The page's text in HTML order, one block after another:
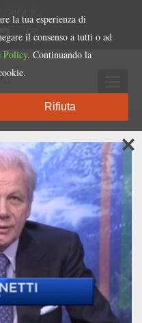
la tua esperienza di
il consenso a tutti o ad
Policy. Continuando la
Rifiuta